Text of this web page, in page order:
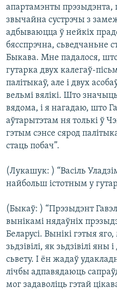
апартамэнты прэзыдэнта,
звычайна сустрэчы з
адбываюцца ў нейкіх
бясспрэчна, сьведчаньне
Быкава. Мне падалося, што
гутарка двух калегаў-
палітыкаў, але і двух
вельмі вялікі. Што
вядома, і я нагадаю, што
аўтарытэтам ня толькі ў
гэтым сэнсе сярод
стаць побач”.
(Лукашук: ) “Васіль
найбольш істотным у
(Быкаў: ) “Прэзыдэнт
вынікамі нядаўніх
Беларусі. Вынікі гэтыя
зьдзівілі, як зьдзівілі
сьвету. І ён жадаў
лічбы адпавядаюць
мог задаволіць гэтай